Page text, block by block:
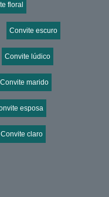
floral
Convite escuro
Convite lúdico
Convite marido
esposa
Convite claro